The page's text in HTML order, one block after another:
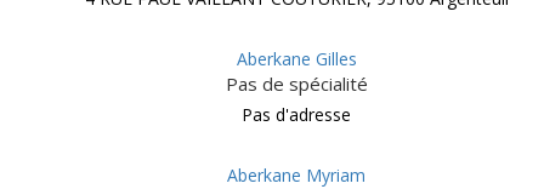
Aberkane Gilles
Pas de spécialité
Pas d'adresse
Aberkane Myriam